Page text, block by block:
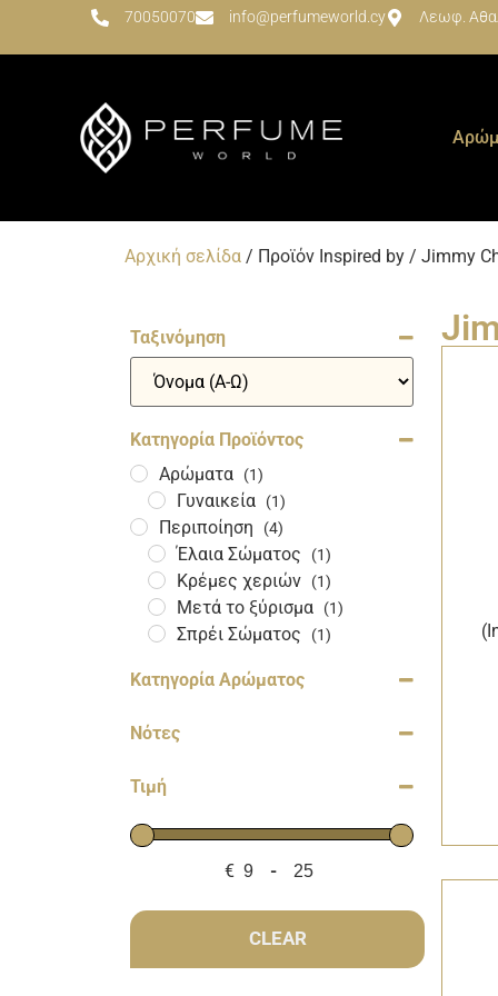
70050070 info@perfumeworld.cy Λεωφ.
Αρχική σελίδα / Προϊόν Inspired by / Jimmy
Ταξινόμηση
Sort Products
Κατηγορία Προϊόντος
Αρώματα (1)
Γυναικεία (1)
Περιποίηση (4)
Έλαια Σώματος (1)
Κρέμες χεριών (1)
Μετά το ξύρισμα (1)
Σπρέι Σώματος (1)
Κατηγορία Αρώματος
Νότες
Τιμή
€ Minimum Price
-
Maximum Price
CLEAR